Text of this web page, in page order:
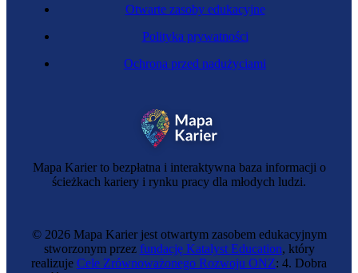
Mapa Karier to bezpłatna i interaktywna baza informacji o
ścieżkach kariery i rynku pracy dla młodych ludzi.
Otwarte zasoby edukacyjne
Polityka prywatności
Ochrona przed nadużyciami
© 2026 Mapa Karier jest otwartym zasobem edukacyjnym
stworzonym przez fundację Katalyst Education, który
realizuje Cele Zrównoważonego Rozwoju ONZ: 4. Dobra